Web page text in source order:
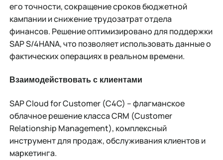
его точности, сокращение сроков бюджетной
кампании и снижение трудозатрат отдела
финансов. Решение оптимизировано для поддержки
SAP S/4HANA, что позволяет использовать данные о
фактических операциях в реальном времени.
Взаимодействовать с клиентами
SAP Cloud for Customer (C4C) – флагманское
облачное решение класса CRM (Customer
Relationship Management), комплексный
инструмент для продаж, обслуживания клиентов и
маркетинга.